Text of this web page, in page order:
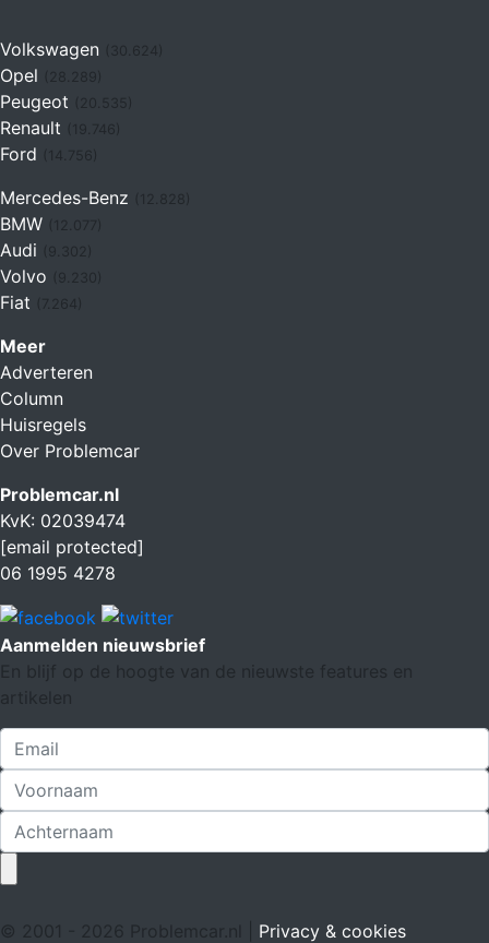
Volkswagen (30.624)
Opel
Peugeot
Renault (19.746)
Ford (14.756)
Mercedes-Benz
BMW
Audi
Volvo
Fiat (7.264)
Meer
Adverteren
Column
Huisregels
Over Problemcar
Problemcar.nl
KvK: 02039474
[email protected]
06 1995 4278
Aanmelden nieuwsbrief
En blijf op de hoogte van de nieuwste features en
artikelen
© 2001 - 2026 Problemcar.nl | Privacy & cookies